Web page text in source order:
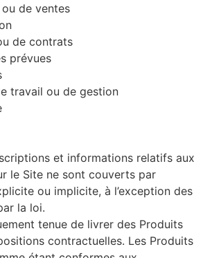
de ventes
de contrats
prévues
travail ou de gestion
et informations relatifs aux
le Site ne sont couverts par
ou implicite, à l’exception des
la loi.
tenue de livrer des Produits
contractuelles. Les Produits